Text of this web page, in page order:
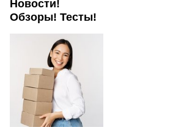
Новости!
Обзоры! Тесты!